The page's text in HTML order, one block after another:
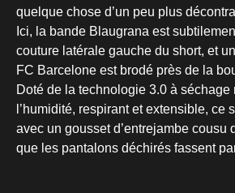
quelque chose d’un peu plus
Ici, la bande Blaugrana est
couture latérale gauche du short, et
FC Barcelone est brodé près de la
Doté de la technologie 3.0 à séchage
l’humidité, respirant et extensible, ce
avec un gousset d’entrejambe cousu
que les pantalons déchirés fassent